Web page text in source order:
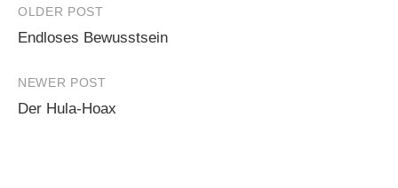
Post
navigation
OLDER POST
Endloses Bewusstsein
NEWER POST
Der Hula-Hoax